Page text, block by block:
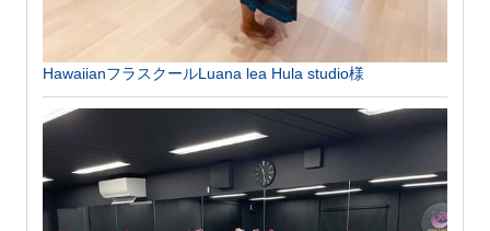
HawaiianフラスクールLuana lea Hula studio様